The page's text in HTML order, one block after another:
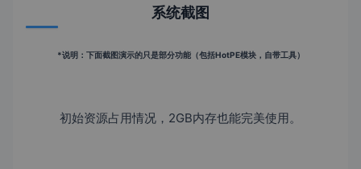
系统截图
*说明：下面截图演示的只是部分功能（包括HotPE模块，自带工具）
初始资源占用情况，2GB内存也能完美使用。